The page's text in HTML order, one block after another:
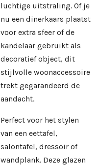
luchtige uitstraling. Of je
nu een dinerkaars plaatst
voor extra sfeer of de
kandelaar gebruikt als
decoratief object, dit
stijlvolle woonaccessoire
trekt gegarandeerd de
aandacht.
Perfect voor het stylen
van een eettafel,
salontafel, dressoir of
wandplank. Deze glazen